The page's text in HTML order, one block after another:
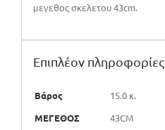
μεγεθος σκελετου 43cm.
Επιπλέον πληροφορίες
Βάρος
15.0 κ.
ΜΕΓΕΘΟΣ
43CM